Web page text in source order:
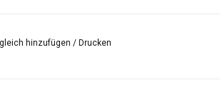
hinzufügen /Drucken